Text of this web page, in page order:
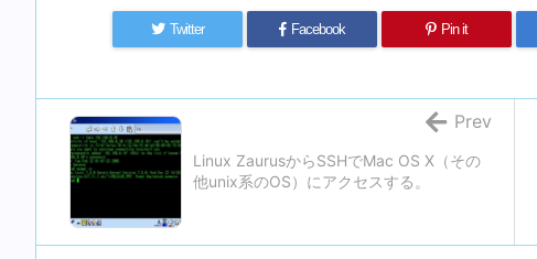
Twitter Facebook Pin it
Linux ZaurusからSSHでMac OS X（その
他unix系のOS）にアクセスする。
Prev